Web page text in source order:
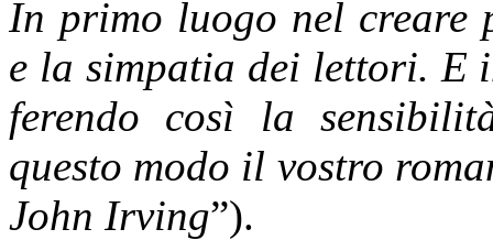
In primo luogo nel creare
e la simpatia dei lettori. E
ferendo così la
questo modo il vostro
John Irving”).